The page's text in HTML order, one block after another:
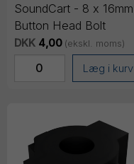
SoundCart - 8 x 16mm
Button Head Bolt
DKK 4,00 (ekskl. moms)
Læg i kurv